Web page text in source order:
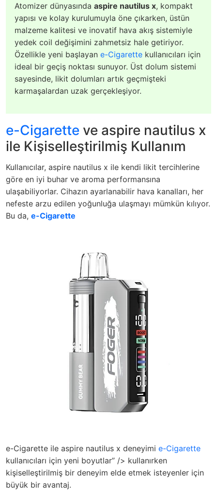
Atomizer dünyasında aspire nautilus x, kompakt
yapısı ve kolay kurulumuyla öne çıkarken, üstün
malzeme kalitesi ve inovatif hava akış sistemiyle
yedek coil değişimini zahmetsiz hale getiriyor.
Özellikle yeni başlayan e-Cigarette kullanıcıları için
ideal bir geçiş noktası sunuyor. Üst dolum sistemi
sayesinde, likit dolumları artık geçmişteki
karmaşalardan uzak gerçekleşiyor.
e-Cigarette ve aspire nautilus x
ile Kişiselleştirilmiş Kullanım
Kullanıcılar, aspire nautilus x ile kendi likit tercihlerine
göre en iyi buhar ve aroma performansına
ulaşabiliyorlar. Cihazın ayarlanabilir hava kanalları, her
nefeste arzu edilen yoğunluğa ulaşmayı mümkün kılıyor.
Bu da, e-Cigarette
e-Cigarette ile aspire nautilus x deneyimi e-Cigarette
kullanıcıları için yeni boyutlar” /> kullanırken
kişiselleştirilmiş bir deneyim elde etmek isteyenler için
büyük bir avantaj.